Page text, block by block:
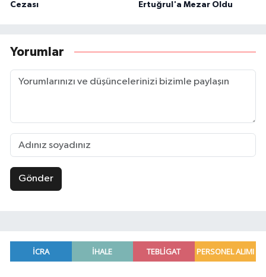
Cezası Ertuğrul'a Mezar Oldu
Yorumlar
Gönder